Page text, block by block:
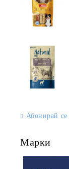
Абонирай се
Марки